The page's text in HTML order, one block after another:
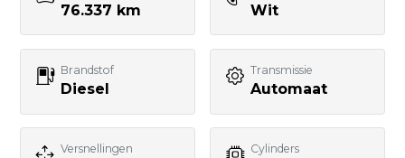
76.337 km Wit
Brandstof
Diesel
Transmissie
Automaat
Versnellingen Cylinders